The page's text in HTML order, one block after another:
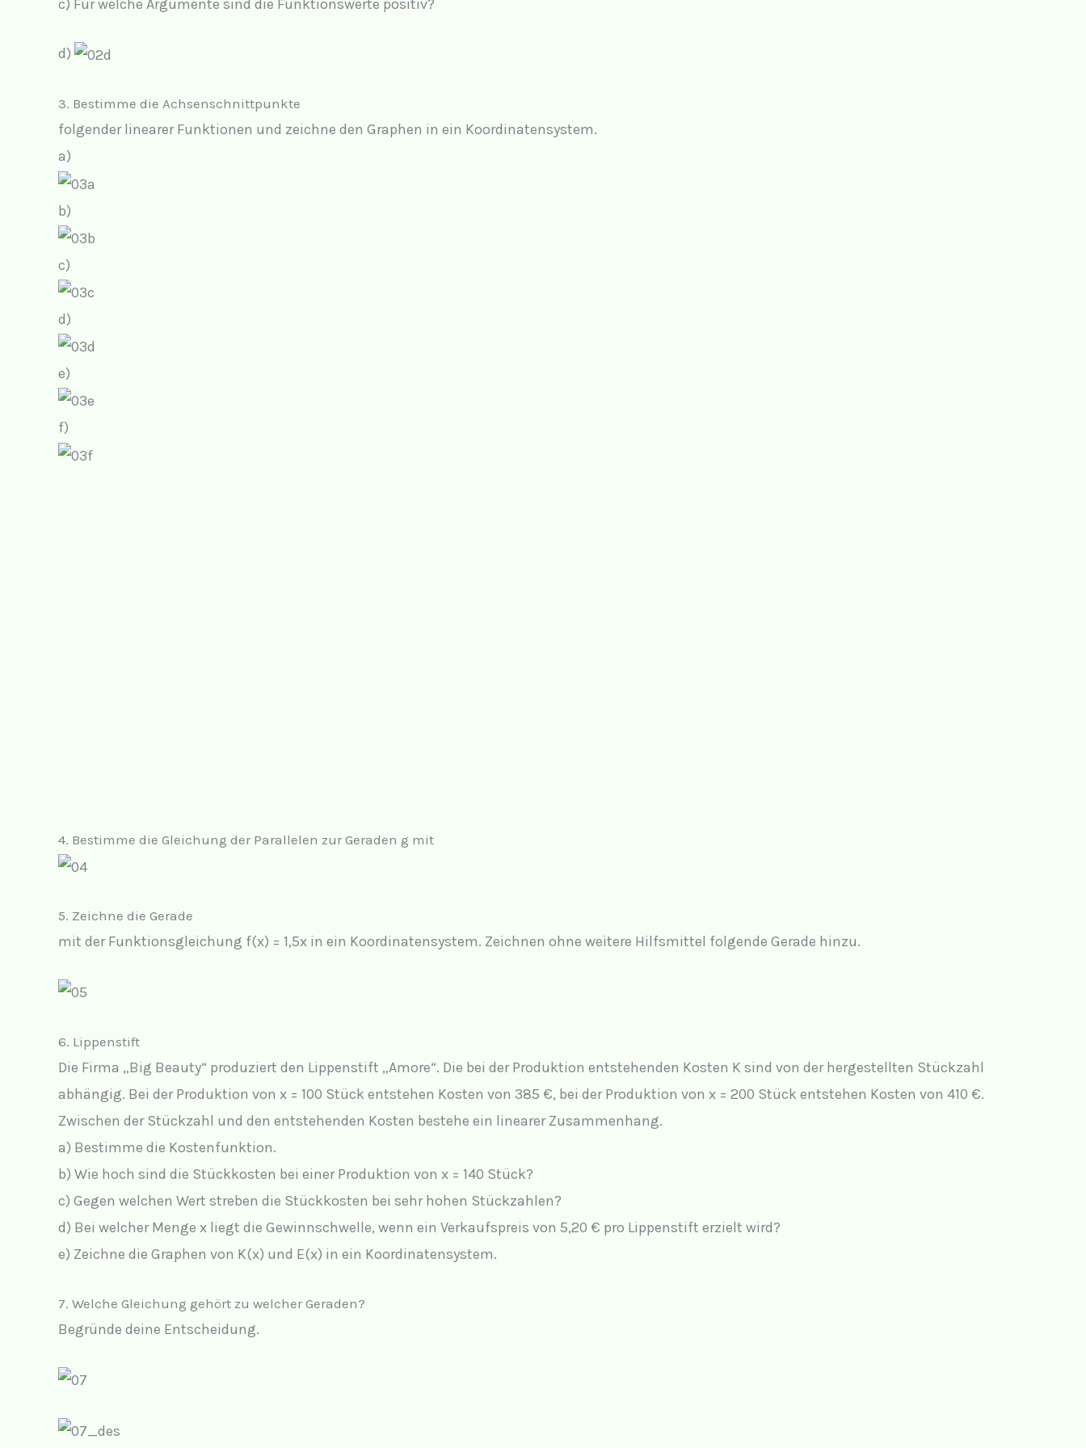
c) Für welche Argumente sind die Funktionswerte positiv?
d)
3. Bestimme die Achsenschnittpunkte
folgender linearer Funktionen und zeichne den Graphen in ein Koordinatensystem.
a)
b)
c)
d)
e)
f)
4. Bestimme die Gleichung der Parallelen zur Geraden g mit
5. Zeichne die Gerade
mit der Funktionsgleichung f(x) = 1,5x in ein Koordinatensystem. Zeichnen ohne weitere Hilfsmittel folgende Gerade hinzu.
6. Lippenstift
Die Firma „Big Beauty“ produziert den Lippenstift „Amore“. Die bei der Produktion entstehenden Kosten K sind von der hergestellten Stückzahl
abhängig. Bei der Produktion von x = 100 Stück entstehen Kosten von 385 €, bei der Produktion von x = 200 Stück entstehen Kosten von 410 €.
Zwischen der Stückzahl und den entstehenden Kosten bestehe ein linearer Zusammenhang.
a) Bestimme die Kostenfunktion.
b) Wie hoch sind die Stückkosten bei einer Produktion von x = 140 Stück?
c) Gegen welchen Wert streben die Stückkosten bei sehr hohen Stückzahlen?
d) Bei welcher Menge x liegt die Gewinnschwelle, wenn ein Verkaufspreis von 5,20 € pro Lippenstift erzielt wird?
e) Zeichne die Graphen von K(x) und E(x) in ein Koordinatensystem.
7. Welche Gleichung gehört zu welcher Geraden?
Begründe deine Entscheidung.